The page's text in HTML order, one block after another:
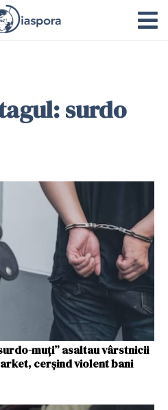
surdo
muți” asaltau vârstnicii
cerșind violent bani